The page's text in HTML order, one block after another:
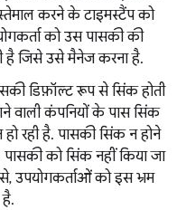
करने के टाइमस्टैंप को
को उस पासकी की
है जिसे उसे मैनेज करना है.
डिफ़ॉल्ट रूप से सिंक होती
वाली कंपनियों के पास सिंक
रही है. पासकी सिंक न होने
पासकी को सिंक नहीं किया जा
उपयोगकर्ताओं को इस भ्रम